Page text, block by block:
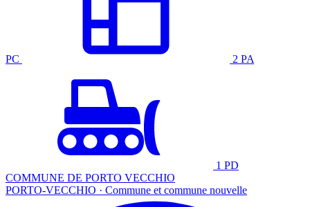
PC 2 PA
1 PD
COMMUNE DE PORTO VECCHIO
PORTO-VECCHIO · Commune et commune nouvelle